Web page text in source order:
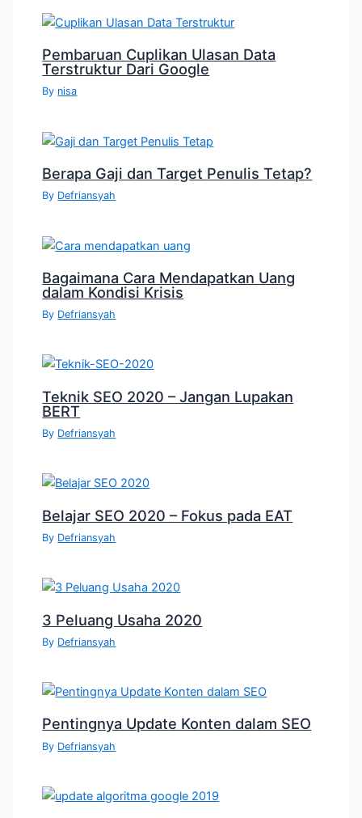
Pembaruan Cuplikan Ulasan Data
Terstruktur Dari Google
By nisa
Berapa Gaji dan Target Penulis Tetap?
By Defriansyah
Bagaimana Cara Mendapatkan Uang
dalam Kondisi Krisis
By Defriansyah
Teknik SEO 2020 – Jangan Lupakan
BERT
By Defriansyah
Belajar SEO 2020 – Fokus pada EAT
By Defriansyah
3 Peluang Usaha 2020
By Defriansyah
Pentingnya Update Konten dalam SEO
By Defriansyah